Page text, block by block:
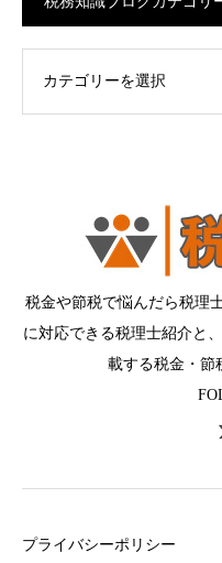
税金や節税で悩んだら税理
に対応できる税理士紹介と
載する税金・節
プライバシーポリシー